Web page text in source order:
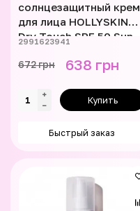
солнцезащитный крем
для лица HOLLYSKIN
Dry Touch SPF 50 Sun
2991623941
672 грн 638 грн
Купить
Быстрый заказ